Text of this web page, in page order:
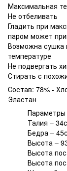
Максимальная
Не отбеливать
Гладить при
паром может
Возможна сушка
температуре
Не подвергать
Стирать с
Состав: 78% -
Эластан
Параметры
Талия –
Бедра –
Высота –
Высота
Высота